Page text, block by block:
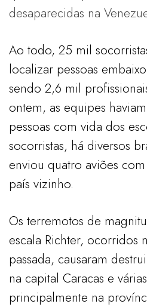
desaparecidas na
Ao todo, 25 mil
localizar pessoas
sendo 2,6 mil
ontem, as equipes
pessoas com vida dos
socorristas, há diversos
enviou quatro aviões
país vizinho.
Os terremotos de
escala Richter, ocorridos
passada, causaram
na capital Caracas e
principalmente na